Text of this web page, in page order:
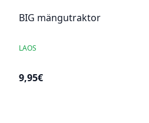
BIG mängutraktor
LAOS
9,95€